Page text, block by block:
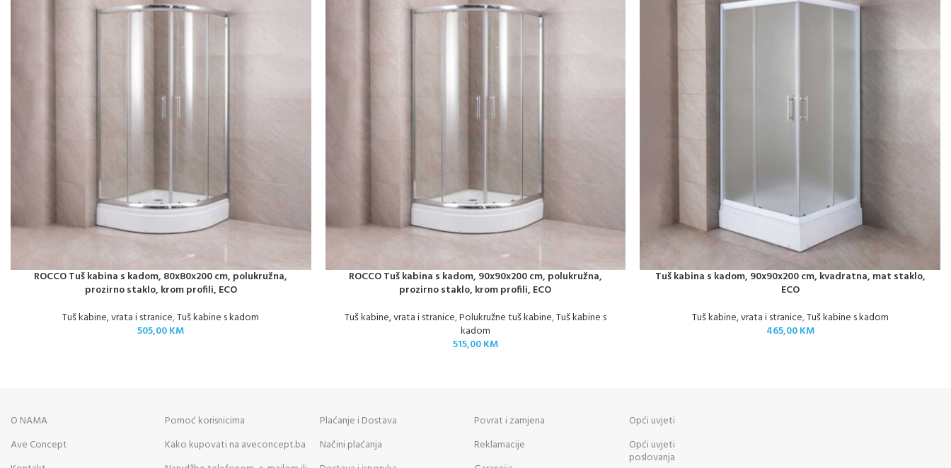
ROCCO Tuš kabina s kadom, 80x80x200 cm, polukružna,
prozirno staklo, krom profili, ECO
Tuš kabine, vrata i stranice,Tuš kabine s kadom
505,00KM
ROCCO Tuš kabina s kadom, 90x90x200 cm, polukružna,
prozirno staklo, krom profili, ECO
Tuš kabine, vrata i stranice,Polukružne tuš kabine,Tuš kabine s
kadom
515,00KM
Tuš kabina s kadom, 90x90x200 cm, kvadratna, mat staklo,
ECO
Tuš kabine, vrata i stranice,Tuš kabine s kadom
465,00KM
O NAMA
Ave Concept
Pomoć korisnicima
Kako kupovati na aveconcept.ba
Plaćanje i Dostava
Načini plaćanja
Povrat i zamjena
Reklamacije
Opći uvjeti
Opći uvjeti
poslovanja